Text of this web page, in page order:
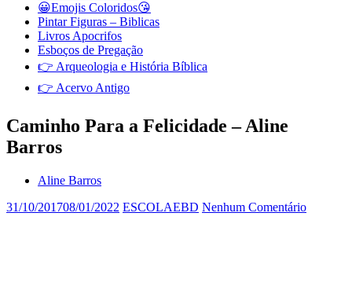
😀Emojis Coloridos😘
Pintar Figuras – Biblicas
Livros Apocrifos
Esboços de Pregação
👉 Arqueologia e História Bíblica
👉 Acervo Antigo
Caminho Para a Felicidade – Aline
Barros
Aline Barros
31/10/201708/01/2022 ESCOLAEBD Nenhum Comentário